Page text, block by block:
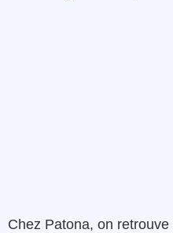
Chez Patona, on